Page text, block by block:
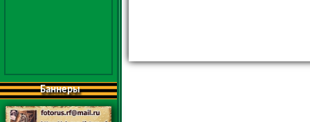
Баннеры